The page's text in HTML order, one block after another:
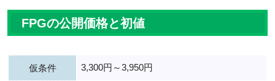
FPGの公開価格と初値
仮条件 3,300円～3,950円